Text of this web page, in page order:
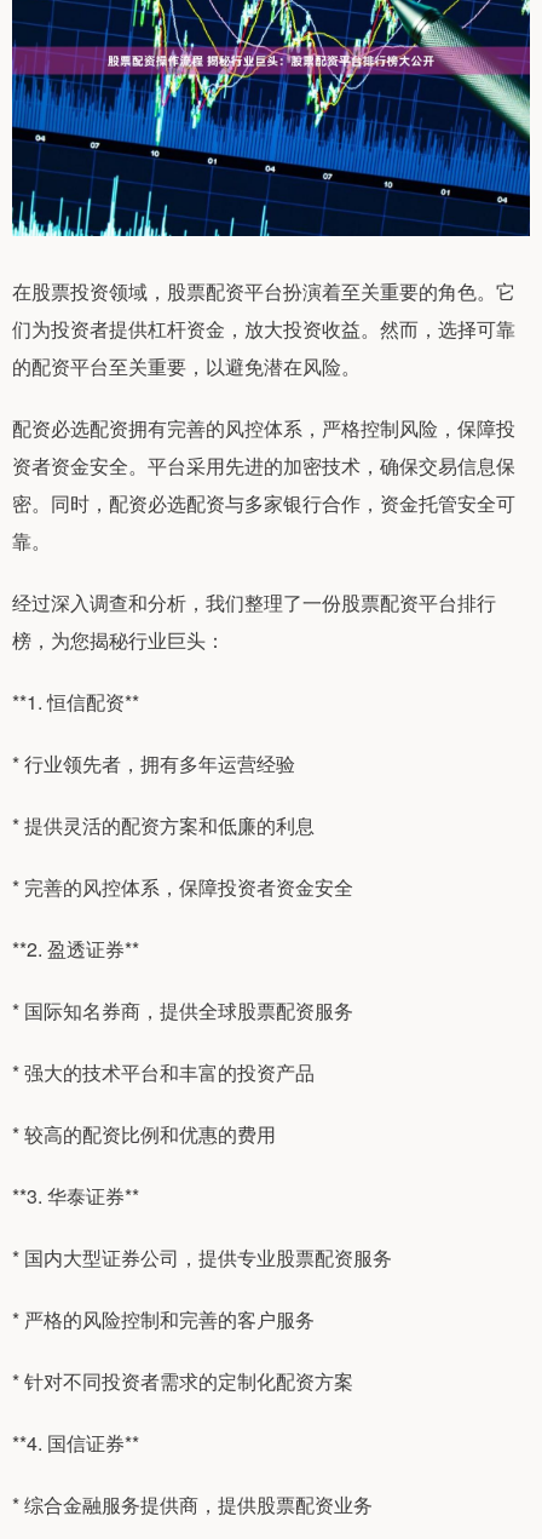
在股票投资领域，股票配资平台扮演着至关重要的角色。它
们为投资者提供杠杆资金，放大投资收益。然而，选择可靠
的配资平台至关重要，以避免潜在风险。
配资必选配资拥有完善的风控体系，严格控制风险，保障投
资者资金安全。平台采用先进的加密技术，确保交易信息保
密。同时，配资必选配资与多家银行合作，资金托管安全可
靠。
经过深入调查和分析，我们整理了一份股票配资平台排行
榜，为您揭秘行业巨头：
**1. 恒信配资**
* 行业领先者，拥有多年运营经验
* 提供灵活的配资方案和低廉的利息
* 完善的风控体系，保障投资者资金安全
**2. 盈透证券**
* 国际知名券商，提供全球股票配资服务
* 强大的技术平台和丰富的投资产品
* 较高的配资比例和优惠的费用
**3. 华泰证券**
* 国内大型证券公司，提供专业股票配资服务
* 严格的风险控制和完善的客户服务
* 针对不同投资者需求的定制化配资方案
**4. 国信证券**
* 综合金融服务提供商，提供股票配资业务